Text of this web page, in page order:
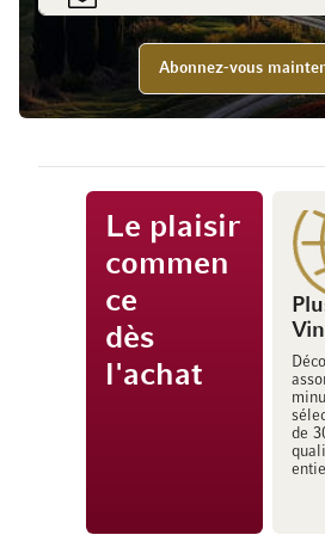
Abonnez-vous
Le plaisir
commen
ce
dès
l'achat
de